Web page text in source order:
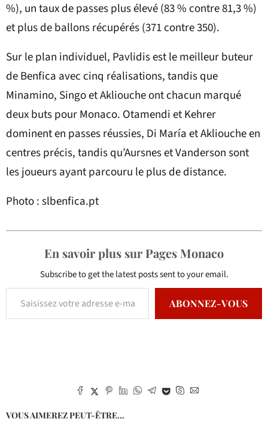
%), un taux de passes plus élevé (83 % contre 81,3 %)
et plus de ballons récupérés (371 contre 350).
Sur le plan individuel, Pavlidis est le meilleur buteur
de Benfica avec cinq réalisations, tandis que
Minamino, Singo et Akliouche ont chacun marqué
deux buts pour Monaco. Otamendi et Kehrer
dominent en passes réussies, Di María et Akliouche en
centres précis, tandis qu’Aursnes et Vanderson sont
les joueurs ayant parcouru le plus de distance.
Photo : slbenfica.pt
En savoir plus sur Pages Monaco
Subscribe to get the latest posts sent to your email.
ABONNEZ-VOUS
VOUS AIMEREZ PEUT-ÊTRE...